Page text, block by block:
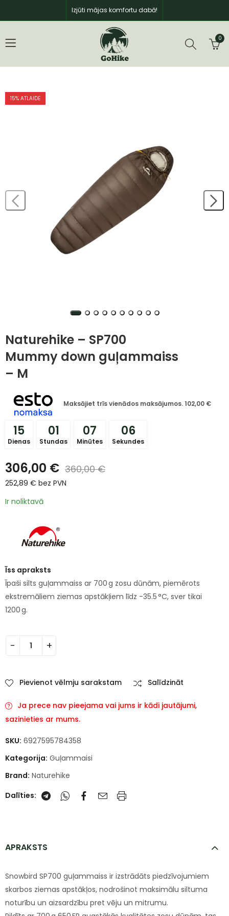
Izjūti mājas komfortu dabā!
0
15% ATLAIDE
Naturehike – SP700
Mummy down guļammaiss
– M
Maksājiet trīs vienādos maksājumos.102,00 €
15
Dienas
01
Stundas
07
Minūtes
05
Sekundes
306,00 € 360,00€
252,89 € bez PVN
Ir noliktavā
Īss apraksts
Īpaši silts guļammaiss ar 700 g zosu dūnām, piemērots
ekstremāliem ziemas apstākļiem līdz -35.5 °C, sver tikai
1200 g.
Pievienot vēlmju sarakstam Salīdzināt
Ja prece nav pieejama vai jums ir kādi jautājumi,
sazinieties ar mums.
SKU: 6927595784358
Kategorija: Guļammaisi
Brand: Naturehike
Dalīties:
APRAKSTS
Snowbird SP700 guļammaiss ir izstrādāts piedzīvojumiem
skarbos ziemas apstākļos, nodrošinot maksimālu siltuma
noturību un aizsardzību pret vēju un mitrumu.